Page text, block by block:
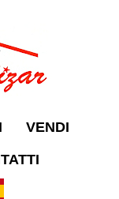
VENDI